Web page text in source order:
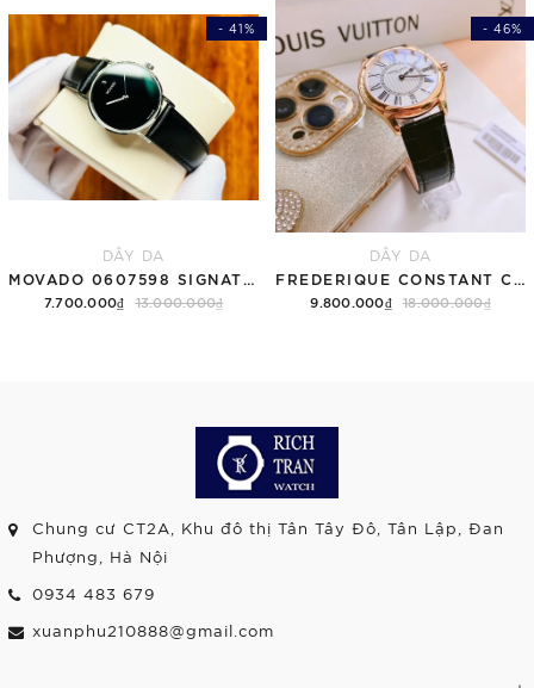
- 41%
DÂY DA
7.700.000₫ 13.000.000₫
- 46%
DÂY DA
9.800.000₫ 18.000.000₫
Chung cư CT2A, Khu đô thị Tân Tây Đô, Tân Lập, Đan
Phượng, Hà Nội
0934 483 679
xuanphu210888@gmail.com